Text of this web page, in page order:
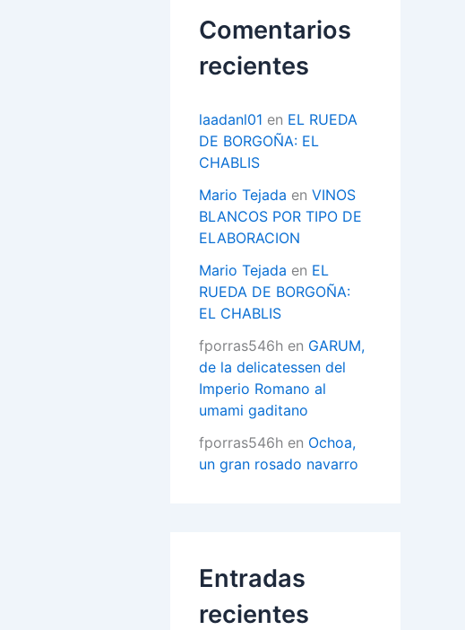
í
a
s
Comentarios
recientes
laadanl01 en EL RUEDA
DE BORGOÑA: EL
CHABLIS
Mario Tejada enVINOS
BLANCOS POR TIPO DE
ELABORACION
Mario Tejada en EL
RUEDA DE BORGOÑA:
EL CHABLIS
fporras546h en GARUM,
de la delicatessen del
Imperio Romano al
umami gaditano
fporras546h en Ochoa,
un gran rosado navarro
Entradas
recientes